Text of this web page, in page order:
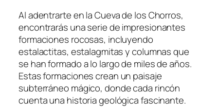
Al adentrarte en la Cueva de los Chorros,
encontrarás una serie de impresionantes
formaciones rocosas, incluyendo
estalactitas, estalagmitas y columnas que
se han formado a lo largo de miles de años.
Estas formaciones crean un paisaje
subterráneo mágico, donde cada rincón
cuenta una historia geológica fascinante.